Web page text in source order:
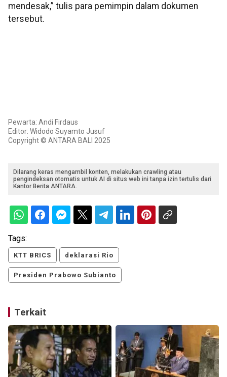
mendesak,” tulis para pemimpin dalam dokumen
tersebut.
Pewarta: Andi Firdaus
Editor: Widodo Suyamto Jusuf
Copyright © ANTARA BALI 2025
Dilarang keras mengambil konten, melakukan crawling atau
pengindeksan otomatis untuk AI di situs web ini tanpa izin tertulis dari
Kantor Berita ANTARA.
Tags:
KTT BRICS deklarasi Rio
Presiden Prabowo Subianto
Terkait